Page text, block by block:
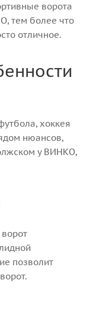
ворота
тем более что
отличное.
хоккея
нюансов,
у ВИНКО,
позволит